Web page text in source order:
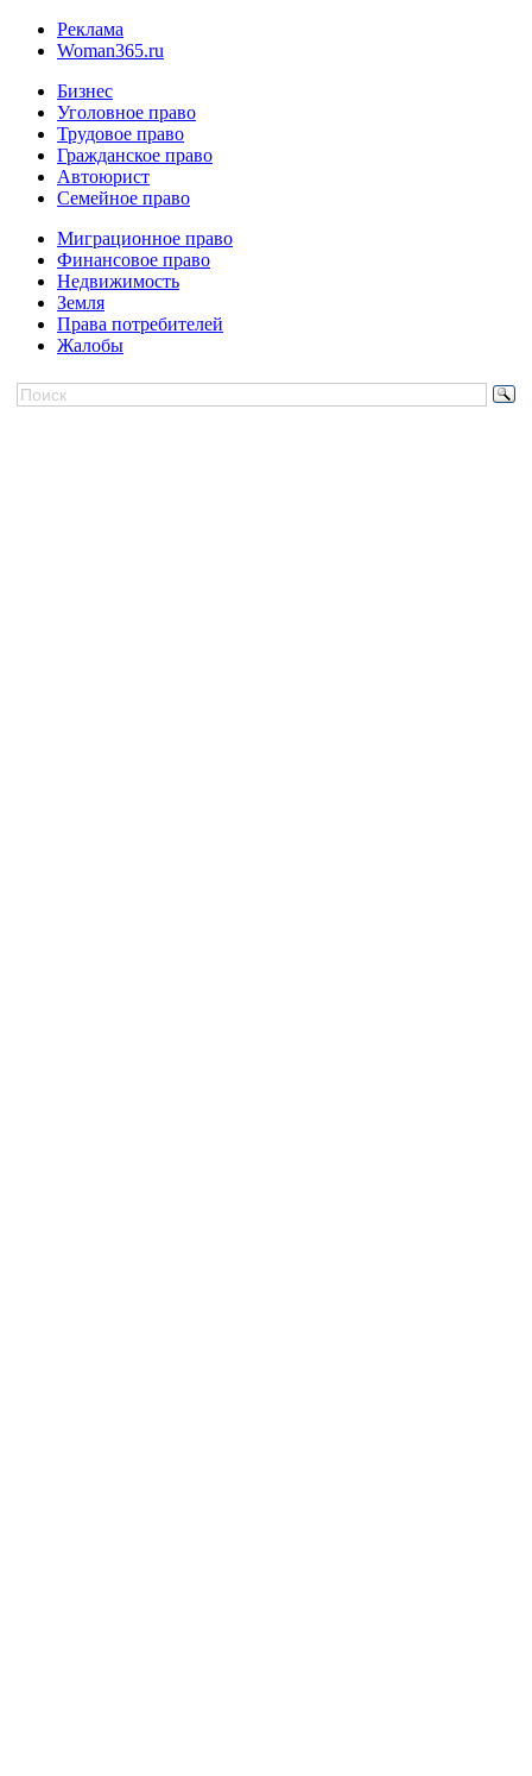
Реклама
Woman365.ru
Бизнес
Уголовное право
Трудовое право
Гражданское право
Автоюрист
Семейное право
Миграционное право
Финансовое право
Недвижимость
Земля
Права потребителей
Жалобы